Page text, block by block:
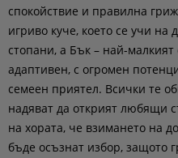
спокойствие и правилна
игриво куче, което се учи на
стопани, а Бък – най-
адаптивен, с огромен
семеен приятел. Всички те
надяват да открият любящи
на хората, че взимането на
бъде осъзнат избор, защото